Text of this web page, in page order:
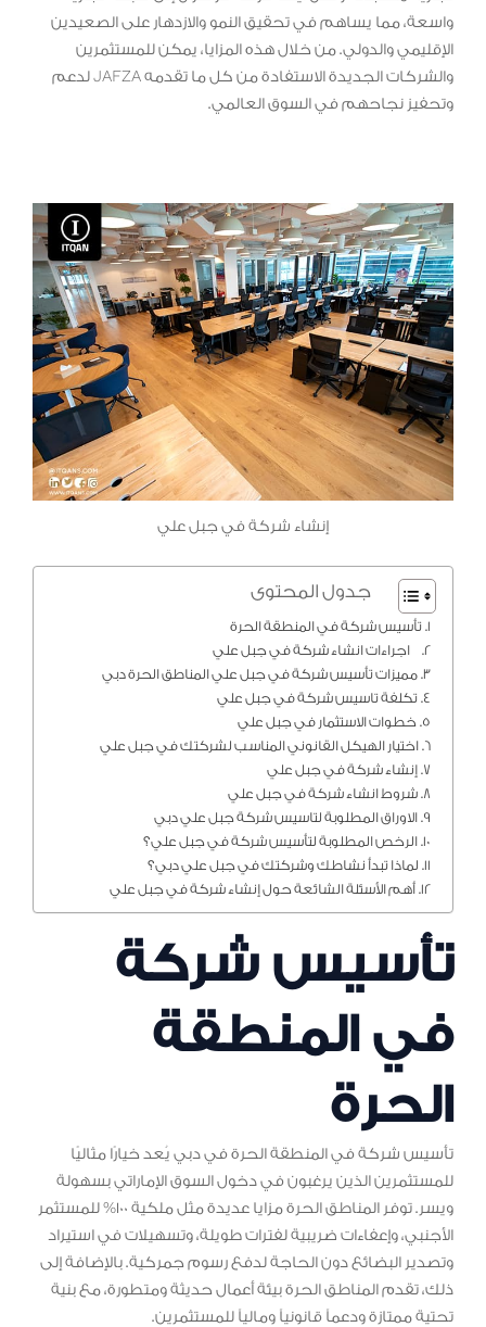
واسعة، مما يساهم في تحقيق النمو والازدهار على الصعيدين
الإقليمي والدولي. من خلال هذه المزايا، يمكن للمستثمرين
والشركات الجديدة الاستفادة من كل ما تقدمه JAFZA لدعم
وتحفيز نجاحهم في السوق العالمي.
إنشاء شركة في جبل علي
جدول المحتوى
تأسيس شركة في المنطقة الحرة
اجراءات انشاء شركة في جبل علي
مميزات تأسيس شركة في جبل علي المناطق الحرة دبي
تكلفة تاسيس شركة في جبل علي
خطوات الاستثمار في جبل علي
اختيار الهيكل القانوني المناسب لشركتك في جبل علي
إنشاء شركة في جبل علي
شروط انشاء شركة في جبل علي
الاوراق المطلوبة لتاسيس شركة جبل علي دبي
الرخص المطلوبة لتأسيس شركة في جبل علي؟
لماذا تبدأ نشاطك وشركتك في جبل علي دبي؟
أهم الأسئلة الشائعة حول إنشاء شركة في جبل علي
تأسيس شركة
في المنطقة
الحرة
تأسيس شركة في المنطقة الحرة في دبي يُعد خيارًا مثاليًا
للمستثمرين الذين يرغبون في دخول السوق الإماراتي بسهولة
ويسر. توفر المناطق الحرة مزايا عديدة مثل ملكية 100% للمستثمر
الأجنبي، وإعفاءات ضريبية لفترات طويلة، وتسهيلات في استيراد
وتصدير البضائع دون الحاجة لدفع رسوم جمركية. بالإضافة إلى
ذلك، تقدم المناطق الحرة بيئة أعمال حديثة ومتطورة، مع بنية
تحتية ممتازة ودعماً قانونياً ومالياً للمستثمرين.